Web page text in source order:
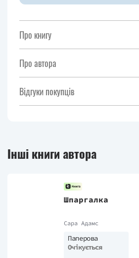
Про книгу
Про автора
Відгуки покупців
Інші книги автора
Шпаргалка
Сара Адамс
Паперова
Очікується